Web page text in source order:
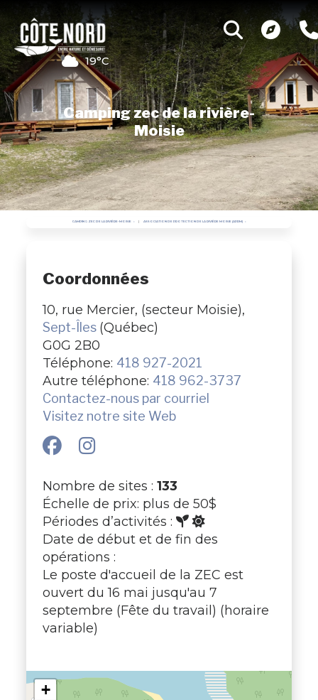
19°C
Camping zec de la rivière-
Moisie
CAMPING ZEC DE LA RIVIÈRE-MOISIE ASSOCIATION DE PROTECTION DE LA RIVIÈRE MOISIE (APRM)
Coordonnées
10, rue Mercier, (secteur Moisie),
Sept-Îles (Québec)
G0G 2B0
Téléphone: 418 927-2021
Autre téléphone: 418 962-3737
Contactez-nous par courriel
Visitez notre site Web
Nombre de sites : 133
Échelle de prix: plus de 50$
Périodes d’activités :
Date de début et de fin des
opérations :
Le poste d'accueil de la ZEC est
ouvert du 16 mai jusqu'au 7
septembre (Fête du travail) (horaire
variable)
+